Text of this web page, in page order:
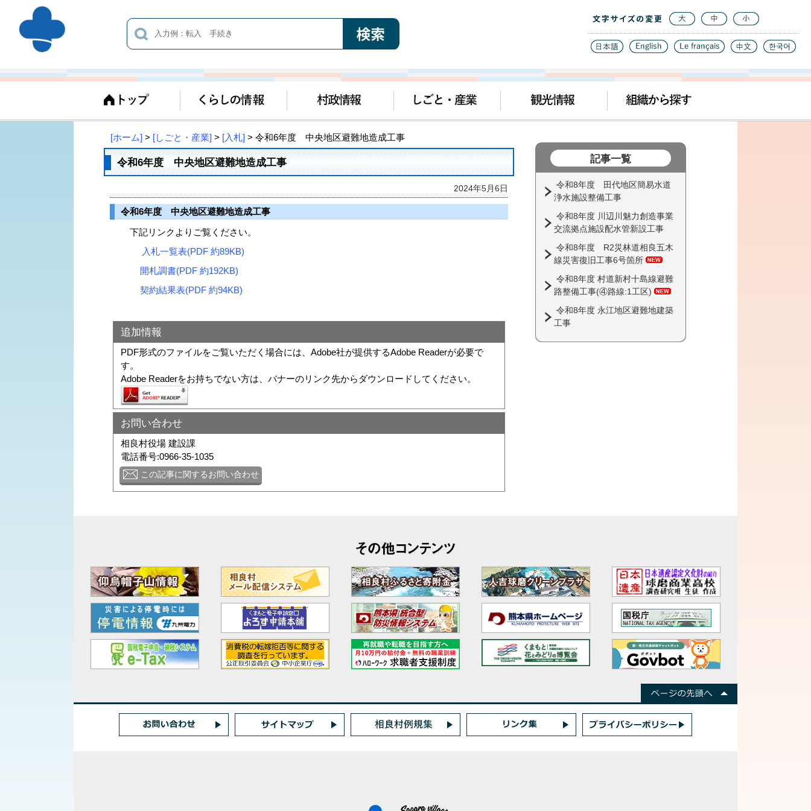
[ホーム] > [しごと・産業] > [入札] > 令和6年度 中央地区避難地造成工事
令和6年度 中央地区避難地造成工事
2024年5月6日
令和6年度 中央地区避難地造成工事
下記リンクよりご覧ください。
入札一覧表(PDF 約89KB)
開札調書(PDF 約192KB)
契約結果表(PDF 約94KB)
追加情報
PDF形式のファイルをご覧いただく場合には、Adobe社が提供するAdobe Readerが必要で
す。
Adobe Readerをお持ちでない方は、バナーのリンク先からダウンロードしてください。
お問い合わせ
相良村役場 建設課
電話番号:0966-35-1035
この記事に関するお問い合わせ
記事一覧
令和8年度 田代地区簡易水道
浄水施設整備工事
令和8年度 川辺川魅力創造事業
交流拠点施設配水管新設工事
令和8年度 R2災林道相良五木
線災害復旧工事6号箇所
令和8年度 村道新村十島線避難
路整備工事(④路線:1工区)
令和8年度 永江地区避難地建築
工事